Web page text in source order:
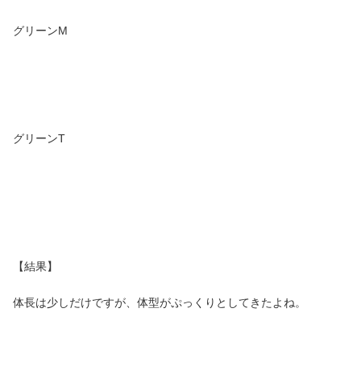
グリーンM
グリーンT
【結果】
体長は少しだけですが、体型がぷっくりとしてきたよね。